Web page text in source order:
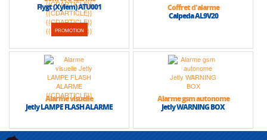
PROMOTION
Flygt (Xylem) ATU001
Coffret d'alarme
Calpeda AL9V20
Alarme visuelle
Jetly LAMPE FLASH ALARME
Alarme gsm autonome
Jetly WARNING BOX